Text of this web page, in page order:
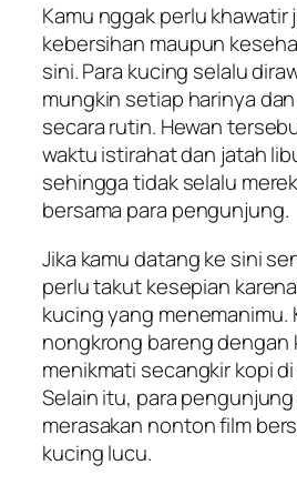
Kamu nggak perlu khawatir
kebersihan maupun
sini. Para kucing selalu
mungkin setiap harinya
secara rutin. Hewan
waktu istirahat dan jatah
sehingga tidak selalu
bersama para pengunjung.
Jika kamu datang ke sini
perlu takut kesepian
kucing yang menemanimu.
nongkrong bareng dengan
menikmati secangkir kopi
Selain itu, para
merasakan nonton film
kucing lucu.